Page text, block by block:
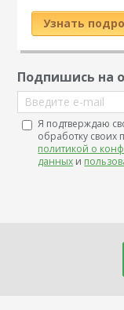
Узнать
Подпишись на
Введите e-mail
Я подтверждаю
обработку своих
политикой о
данных и